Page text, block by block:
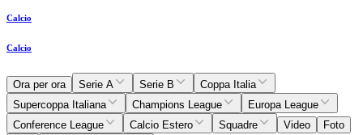
Calcio
Calcio
Ora per ora Serie A Serie B
Coppa Italia
Supercoppa Italiana
Champions League
Europa League
Conference League
Calcio Estero Squadre Video
Foto